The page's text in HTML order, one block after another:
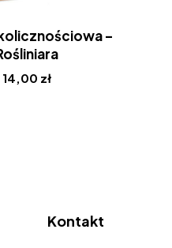
–
14,00 zł
Kontakt